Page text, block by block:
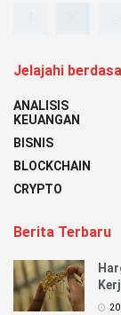
Jelajahi
ANALISIS
KEUANGAN
BISNIS
BLOCKCHAIN
CRYPTO
Berita Terbaru